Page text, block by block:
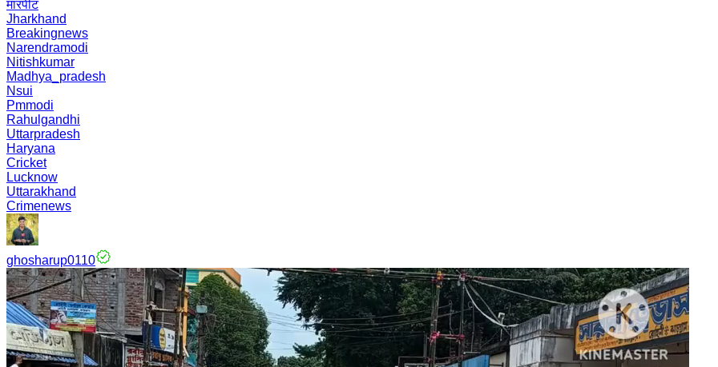
मारपीट
Jharkhand
Breakingnews
Narendramodi
Nitishkumar
Madhya_pradesh
Nsui
Pmmodi
Rahulgandhi
Uttarpradesh
Haryana
Cricket
Lucknow
Uttarakhand
Crimenews
ghosharup0110